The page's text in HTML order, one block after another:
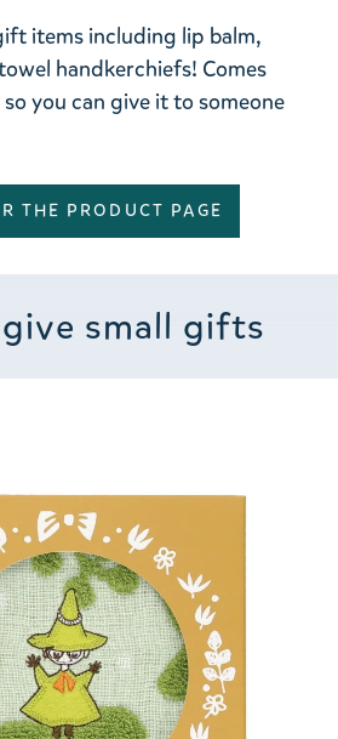
items including lip balm,
handkerchiefs! Comes
you can give it to someone
THE PRODUCT PAGE
small gifts